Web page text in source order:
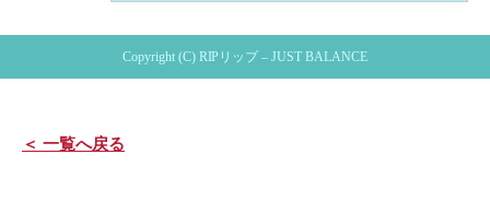
Copyright (C) RIPリップ – JUST BALANCE
＜ 一覧へ戻る